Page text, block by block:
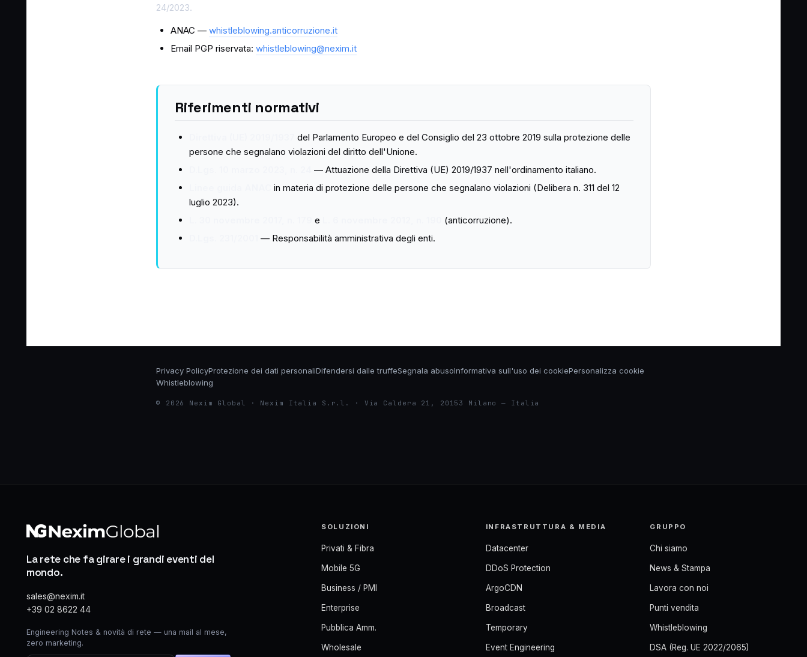
24/2023.
ANAC — whistleblowing.anticorruzione.it
Email PGP riservata: whistleblowing@nexim.it
Riferimenti normativi
del Parlamento Europeo e del Consiglio del 23 ottobre 2019 sulla protezione delle
persone che segnalano violazioni del diritto dell'Unione.
— Attuazione della Direttiva (UE) 2019/1937 nell'ordinamento italiano.
in materia di protezione delle persone che segnalano violazioni (Delibera n. 311 del 12
luglio 2023).
e
(anticorruzione).
— Responsabilità amministrativa degli enti.
Privacy PolicyProtezione dei dati personaliDifendersi dalle truffeSegnala abusoInformativa sull'uso dei cookiePersonalizza cookie
Whistleblowing
© 2026 Nexim Global · Nexim Italia S.r.l. · Via Caldera 21, 20153 Milano — Italia
La rete che fa girare i grandi eventi del
mondo.
sales@nexim.it
+39 02 8622 44
Engineering Notes & novità di rete — una mail al mese,
zero marketing.
SOLUZIONI
Privati & Fibra
Mobile 5G
Business / PMI
Enterprise
Pubblica Amm.
Wholesale
INFRASTRUTTURA & MEDIA
Datacenter
DDoS Protection
ArgoCDN
Broadcast
Temporary
Event Engineering
GRUPPO
Chi siamo
News & Stampa
Lavora con noi
Punti vendita
Whistleblowing
DSA (Reg. UE 2022/2065)